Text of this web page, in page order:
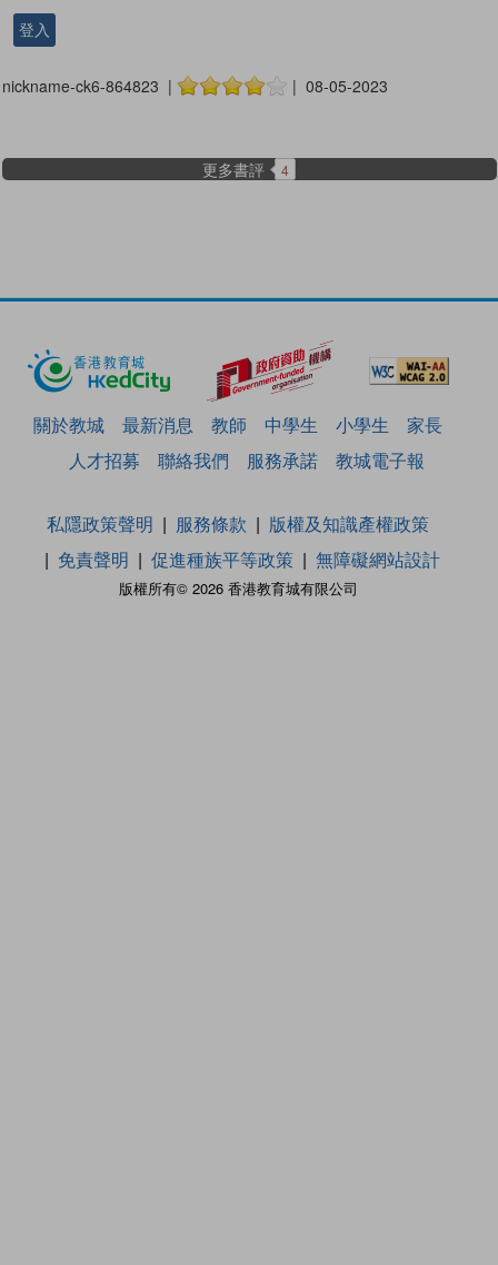
登入
nickname-ck6-864823 | | 08-05-2023
更多書評 4
關於教城 最新消息 教師 中學生 小學生
家長
人才招募
聯絡我們 服務承諾 教城電子報
版權所有© 2026 香港教育城有限公司
私隱政策聲明 服務條款
版權及知識產權政策
免責聲明
促進種族平等政策 無障礙網站設計